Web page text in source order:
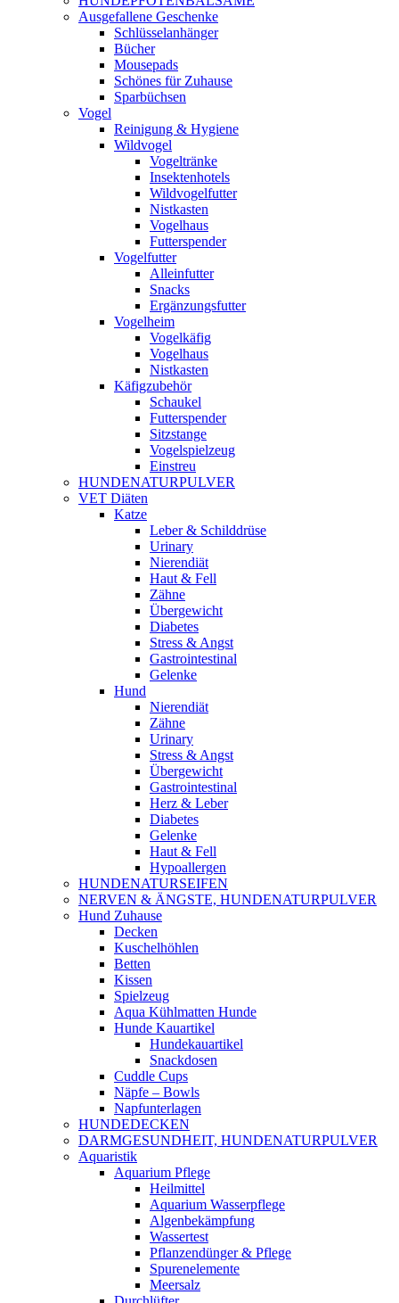
Ausgefallene Geschenke
Schlüsselanhänger
Bücher
Mousepads
Schönes für Zuhause
Sparbüchsen
Vogel
Reinigung & Hygiene
Wildvogel
Vogeltränke
Insektenhotels
Wildvogelfutter
Nistkasten
Vogelhaus
Futterspender
Vogelfutter
Alleinfutter
Snacks
Ergänzungsfutter
Vogelheim
Vogelkäfig
Vogelhaus
Nistkasten
Käfigzubehör
Schaukel
Futterspender
Sitzstange
Vogelspielzeug
Einstreu
HUNDENATURPULVER
VET Diäten
Katze
Leber & Schilddrüse
Urinary
Nierendiät
Haut & Fell
Zähne
Übergewicht
Diabetes
Stress & Angst
Gastrointestinal
Gelenke
Hund
Nierendiät
Zähne
Urinary
Stress & Angst
Übergewicht
Gastrointestinal
Herz & Leber
Diabetes
Gelenke
Haut & Fell
Hypoallergen
HUNDENATURSEIFEN
NERVEN & ÄNGSTE, HUNDENATURPULVER
Hund Zuhause
Decken
Kuschelhöhlen
Betten
Kissen
Spielzeug
Aqua Kühlmatten Hunde
Hunde Kauartikel
Hundekauartikel
Snackdosen
Cuddle Cups
Näpfe – Bowls
Napfunterlagen
HUNDEDECKEN
DARMGESUNDHEIT, HUNDENATURPULVER
Aquaristik
Aquarium Pflege
Heilmittel
Aquarium Wasserpflege
Algenbekämpfung
Wassertest
Pflanzendünger & Pflege
Spurenelemente
Meersalz